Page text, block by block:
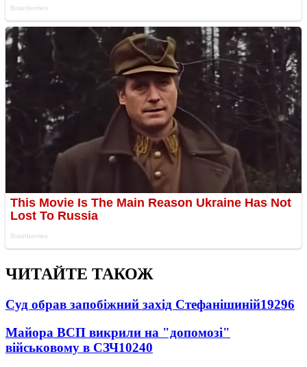
ЧИТАЙТЕ ТАКОЖ
Суд обрав запобіжний захід Стефанішиній19296
Майора ВСП викрили на "допомозі"
військовому в СЗЧ10240